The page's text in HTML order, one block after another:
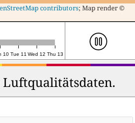
contributors; Map render ©
10 Tue 11 Wed 12 Thu 13